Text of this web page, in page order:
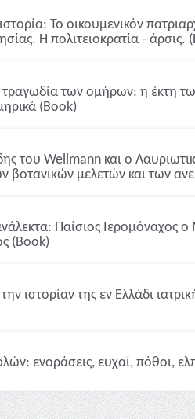
Το οικουμενικόν
Η πολιτειοκρατία - άρσις.
των ομήρων: η έκτη
(Book)
του Wellmann και ο
βοτανικών μελετών και των
Παίσιος Ιερομόναχος
(Book)
ιστορίαν της εν Ελλάδι
ενοράσεις, ευχαί, πόθοι,